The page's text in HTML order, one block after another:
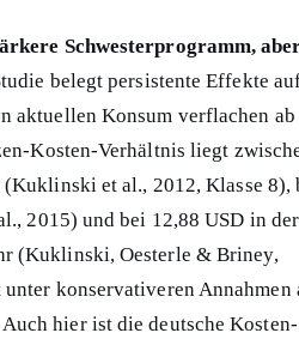
Schwesterprogramm,
belegt persistente Effekte
aktuellen Konsum verflachen ab
Kosten-Verhältnis liegt
et al., 2012, Klasse 8),
2015) und bei 12,88 USD in der
(Kuklinski, Oesterle & Briney,
konservativeren Annahmen
hier ist die deutsche Kosten-